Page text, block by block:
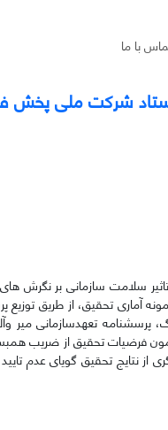
با ما
شرکت ملی پخش
سلامت سازمانی بر نگرش
تحقیق، از طریق توزیع
تعهدسازمانی میر
فرضیات تحقیق از ضریب
نتایج تحقیق گویای عدم